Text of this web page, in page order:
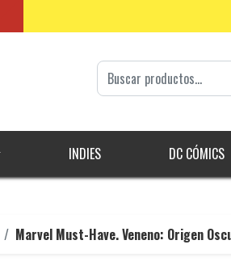
INDIES DC CÓMICS
Marvel Must-Have. Veneno: Origen